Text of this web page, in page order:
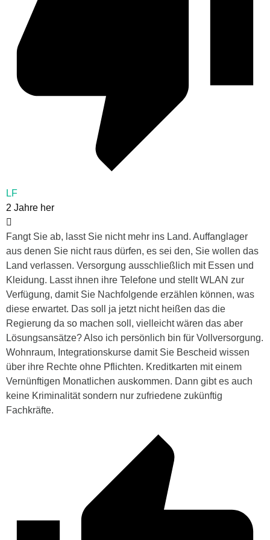
LF
2 Jahre her
Fangt Sie ab, lasst Sie nicht mehr ins Land. Auffanglager
aus denen Sie nicht raus dürfen, es sei den, Sie wollen das
Land verlassen. Versorgung ausschließlich mit Essen und
Kleidung. Lasst ihnen ihre Telefone und stellt WLAN zur
Verfügung, damit Sie Nachfolgende erzählen können, was
diese erwartet. Das soll ja jetzt nicht heißen das die
Regierung da so machen soll, vielleicht wären das aber
Lösungsansätze? Also ich persönlich bin für Vollversorgung.
Wohnraum, Integrationskurse damit Sie Bescheid wissen
über ihre Rechte ohne Pflichten. Kreditkarten mit einem
Vernünftigen Monatlichen auskommen. Dann gibt es auch
keine Kriminalität sondern nur zufriedene zukünftig
Fachkräfte.